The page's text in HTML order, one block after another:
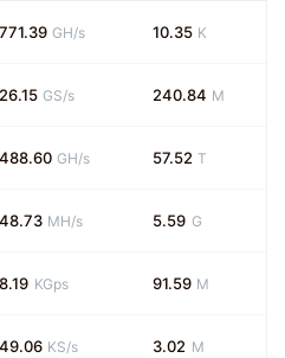
771.39 GH/s 10.35 K
26.15 GS/s 240.84 M
488.60 GH/s 57.52 T
48.73 MH/s 5.59 G
8.19 KGps 91.59 M
49.06 KS/s 3.02 M